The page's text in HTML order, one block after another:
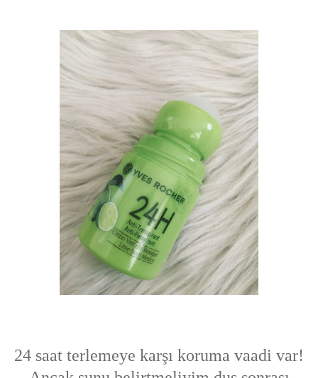
24 saat terlemeye karşı koruma vaadi var!